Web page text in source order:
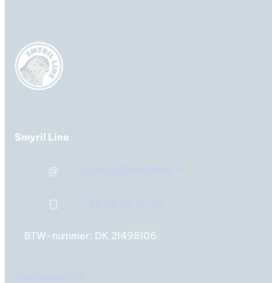
Smyril Line
booking@smyrilline.nl
+45 96 55 85 00
BTW-nummer: DK 21498106
Klantenservice